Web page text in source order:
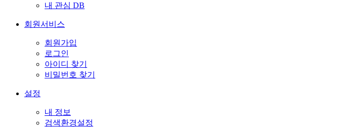
내 관심 DB
회원서비스
회원가입
로그인
아이디 찾기
비밀번호 찾기
설정
내 정보
검색환경설정